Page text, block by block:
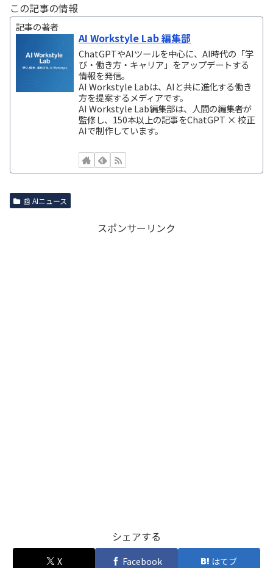
この記事の情報
記事の著者
AI Workstyle Lab 編集部
ChatGPTやAIツールを中心に、AI時代の「学
び・働き方・キャリア」をアップデートする
情報を発信。
AI Workstyle Labは、AIと共に進化する働き
方を提案するメディアです。
AI Workstyle Lab編集部は、人間の編集者が
監修し、150本以上の記事をChatGPT × 校正
AIで制作しています。
📰 AIニュース
スポンサーリンク
シェアする
X Facebook はてブ